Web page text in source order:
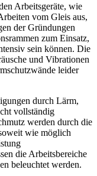
Arbeitsgeräte, wie
vom Gleis aus,
der Gründungen
zum Einsatz,
sein können. Die
und Vibrationen
leider
durch Lärm,
vollständig
werden durch die
wie möglich
die Arbeitsbereiche
beleuchtet werden.